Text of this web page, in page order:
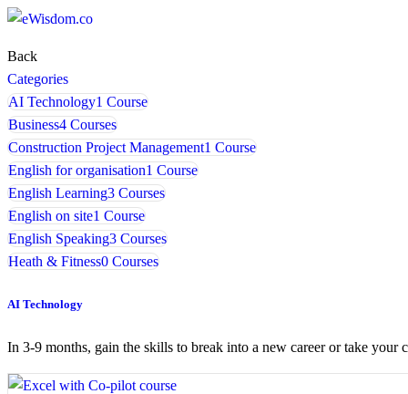
Back
Categories
AI Technology1 Course
Business4 Courses
Construction Project Management1 Course
English for organisation1 Course
English Learning3 Courses
English on site1 Course
English Speaking3 Courses
Heath & Fitness0 Courses
AI Technology
In 3-9 months, gain the skills to break into a new career or take your